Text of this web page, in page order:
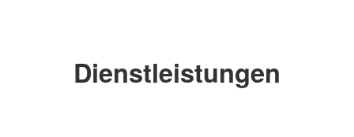
Dienstleistungen